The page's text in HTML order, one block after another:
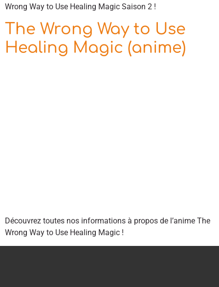
Wrong Way to Use Healing Magic Saison 2 !
The Wrong Way to Use
Healing Magic (anime)
Découvrez toutes nos informations à propos de l’anime The
Wrong Way to Use Healing Magic !